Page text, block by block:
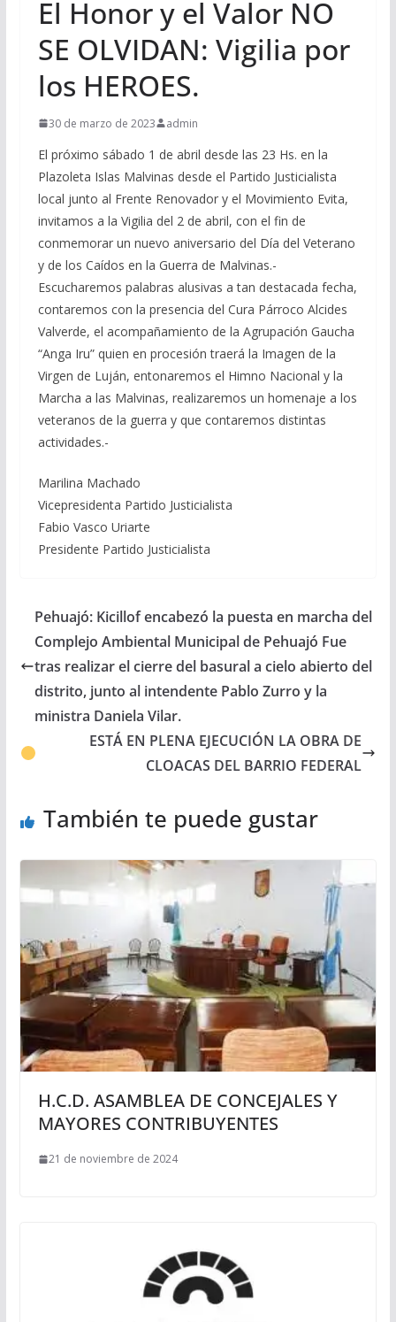
El Honor y el Valor NO
SE OLVIDAN: Vigilia por
los HEROES.
30 de marzo de 2023 admin
El próximo sábado 1 de abril desde las 23 Hs. en la
Plazoleta Islas Malvinas desde el Partido Justicialista
local junto al Frente Renovador y el Movimiento Evita,
invitamos a la Vigilia del 2 de abril, con el fin de
conmemorar un nuevo aniversario del Día del Veterano
y de los Caídos en la Guerra de Malvinas.-
Escucharemos palabras alusivas a tan destacada fecha,
contaremos con la presencia del Cura Párroco Alcides
Valverde, el acompañamiento de la Agrupación Gaucha
“Anga Iru” quien en procesión traerá la Imagen de la
Virgen de Luján, entonaremos el Himno Nacional y la
Marcha a las Malvinas, realizaremos un homenaje a los
veteranos de la guerra y que contaremos distintas
actividades.-
Marilina Machado
Vicepresidenta Partido Justicialista
Fabio Vasco Uriarte
Presidente Partido Justicialista
Pehuajó: Kicillof encabezó la puesta en marcha del
Complejo Ambiental Municipal de Pehuajó Fue
tras realizar el cierre del basural a cielo abierto del
distrito, junto al intendente Pablo Zurro y la
ministra Daniela Vilar.
ESTÁ EN PLENA EJECUCIÓN LA OBRA DE
CLOACAS DEL BARRIO FEDERAL
También te puede gustar
H.C.D. ASAMBLEA DE CONCEJALES Y
MAYORES CONTRIBUYENTES
21 de noviembre de 2024